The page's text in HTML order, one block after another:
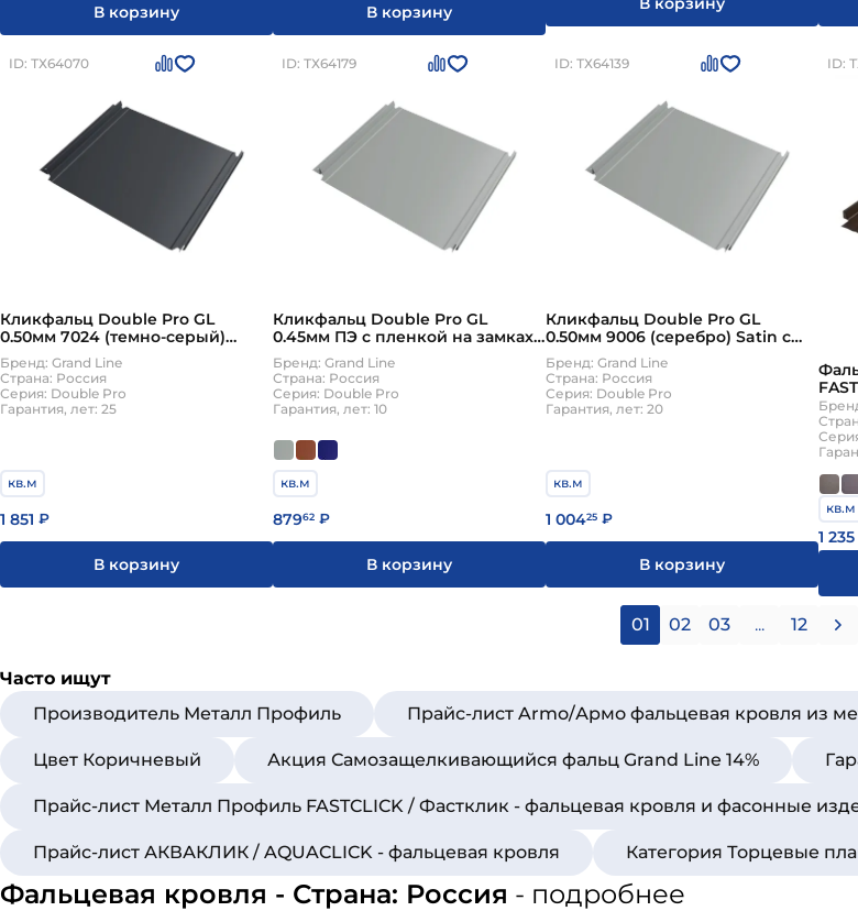
В корзину В корзину
ID: ТХ64070
Кликфальц Double Pro GL
0.50мм 7024 (темно-серый)
Rooftop Бархат с пленкой на
замках {длины по
спецификации}
Бренд: Grand Line
Страна: Россия
Серия: Double Pro
Гарантия, лет: 25
кв.м
1 851 ₽
В корзину
ID: ТХ64179
Кликфальц Double Pro GL
0.45мм ПЭ с пленкой на замках
{длины по спецификации}
Бренд: Grand Line
Страна: Россия
Серия: Double Pro
Гарантия, лет: 10
кв.м
87962 ₽
В корзину
ID: ТХ64139
Кликфальц Double Pro GL
0.50мм 9006 (серебро) Satin с
пленкой на замках {длины по
спецификации}
Бренд: Grand Line
Страна: Россия
Серия: Double Pro
Гарантия, лет: 20
кв.м
1 00425 ₽
В корзину
ID:
кв.м
1 235
01 02 03 ... 12
Часто ищут
Производитель Металл Профиль
Прайс-лист Armo/Армо фальцевая кровля из
Цвет Коричневый Акция Самозащелкивающийся фальц Grand Line 14%
Прайс-лист Металл Профиль FASTCLICK / Фастклик - фальцевая кровля и фасонные
Прайс-лист АКВАКЛИК / AQUACLICK - фальцевая кровля Категория Торцевые
Фальцевая кровля - Страна: Россия - подробнее